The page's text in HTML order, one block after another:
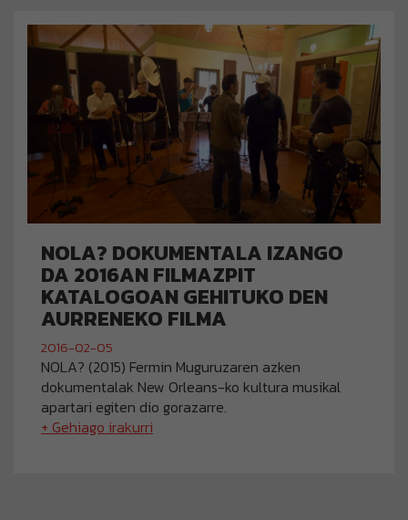
NOLA? DOKUMENTALA IZANGO
DA 2016AN FILMAZPIT
KATALOGOAN GEHITUKO DEN
AURRENEKO FILMA
2016-02-05
NOLA? (2015) Fermin Muguruzaren azken
dokumentalak New Orleans-ko kultura musikal
apartari egiten dio gorazarre.
+ Gehiago irakurri